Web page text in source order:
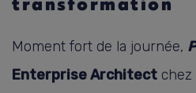
Moment fort de la journée,
Enterprise Architect chez